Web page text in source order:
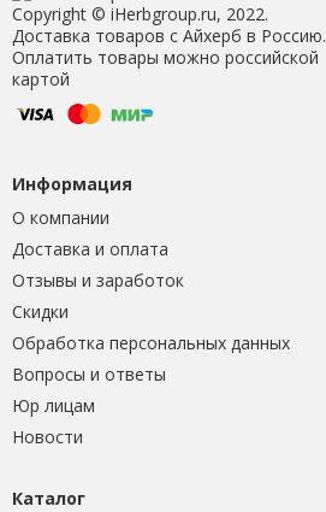
Copyright © iHerbgroup.ru, 2022.
Доставка товаров с Айхерб в Россию.
Оплатить товары можно российской
картой
Информация
О компании
Доставка и оплата
Отзывы и заработок
Скидки
Обработка персональных данных
Вопросы и ответы
Юр лицам
Новости
Каталог